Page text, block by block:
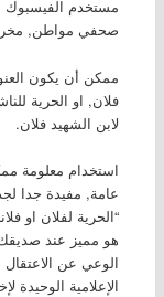
مستخدم الفيسبوك
صحفي مواطن,
ممكن أن يكون
فلان, او الحرية
لابن الشهيد فلان.
استخدام معلومة
عامة, مفيدة جدا
“الحرية لفلان او
هو مميز عند صديقك
الوعي عن
الإعلامية الوحيدة